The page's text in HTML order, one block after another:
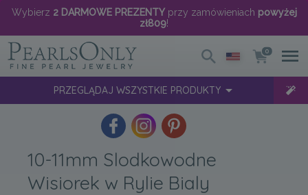
Wybierz 2 DARMOWE PREZENTYprzy zamówieniach powyżej
zł809!
0
PRZEGLĄDAJ WSZYSTKIE PRODUKTY
10-11mm Slodkowodne
Wisiorek w Rylie Bialy